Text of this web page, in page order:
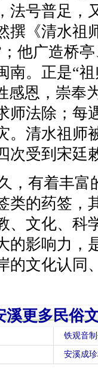
法号普足，
撰《清水祖
他广造桥
南。正是“
感恩，崇奉
师法除；每
。清水祖师
次受到宋廷
，有着丰富
类的药签，
、文化、科
的影响力，
的文化认同
溪更多民俗
铁观音
安溪成